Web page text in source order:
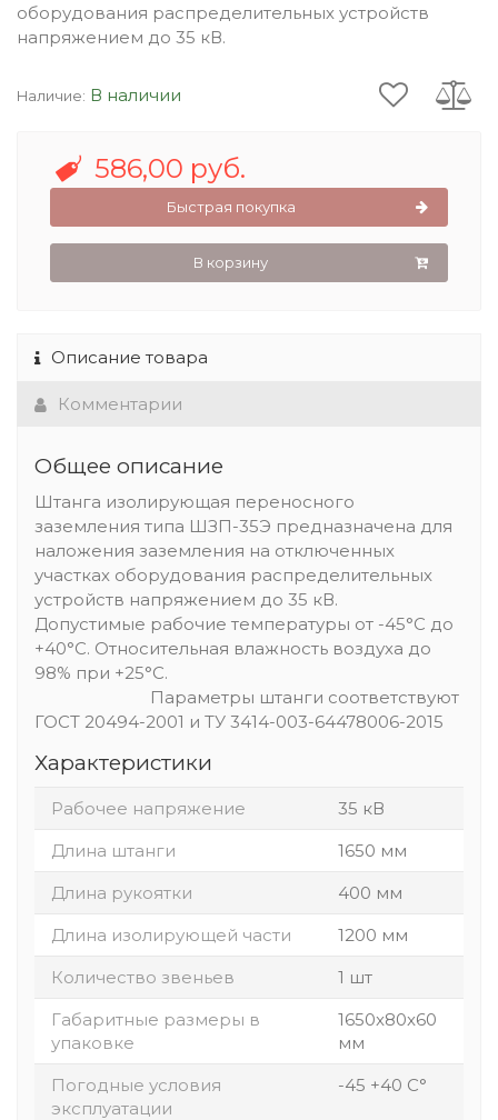
оборудования распределительных устройств
напряжением до 35 кВ.
Наличие: В наличии
586,00 руб.
Быстрая покупка
В корзину
Описание товара
Комментарии
Общее описание
Штанга изолирующая переносного
заземления типа ШЗП-35Э предназначена для
наложения заземления на отключенных
участках оборудования распределительных
устройств напряжением до 35 кВ.
Допустимые рабочие температуры от -45°С до
+40°С. Относительная влажность воздуха до
98% при +25°С.
Параметры штанги соответствуют
ГОСТ 20494-2001 и ТУ 3414-003-64478006-2015
Характеристики
Рабочее напряжение
35 кВ
Длина штанги
1650 мм
Длина рукоятки
400 мм
Длина изолирующей части
1200 мм
Количество звеньев
1 шт
Габаритные размеры в
упаковке
1650x80x60
мм
Погодные условия
эксплуатации
-45 +40 С°